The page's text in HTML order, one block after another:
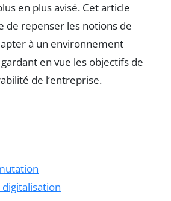
en plus avisé. Cet article
de repenser les notions de
à un environnement
en vue les objectifs de
de l’entreprise.
digitalisation